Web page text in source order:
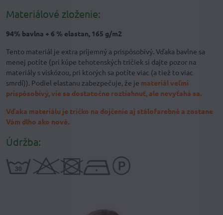
Materiálové zloženie:
94% bavlna + 6 % elastan, 165 g/m2
Tento materiál je extra príjemný a prispôsobivý. Vďaka bavlne sa
menej potíte (pri kúpe tehotenských tričiek si dajte pozor na
materiály s viskózou, pri ktorých sa potíte viac (a tiež to viac
smrdí)). Podiel elastanu zabezpečuje, že je materiál veľmi
prispôsobivý, vie sa dostatočne roztiahnuť, ale nevyťahá sa.
Vďaka materiálu je tričko na dojčenie aj stálofarebné a zostane
Vám dlho ako nové.
Údržba: